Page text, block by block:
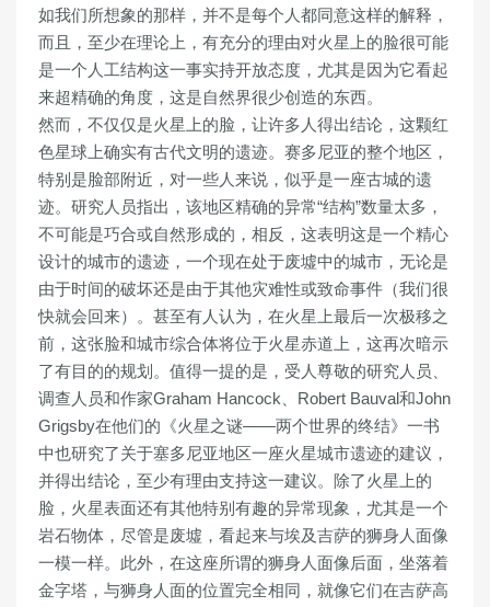
如我们所想象的那样，并不是每个人都同意这样的解释，
而且，至少在理论上，有充分的理由对火星上的脸很可能
是一个人工结构这一事实持开放态度，尤其是因为它看起
来超精确的角度，这是自然界很少创造的东西。
然而，不仅仅是火星上的脸，让许多人得出结论，这颗红
色星球上确实有古代文明的遗迹。赛多尼亚的整个地区，
特别是脸部附近，对一些人来说，似乎是一座古城的遗
迹。研究人员指出，该地区精确的异常“结构”数量太多，
不可能是巧合或自然形成的，相反，这表明这是一个精心
设计的城市的遗迹，一个现在处于废墟中的城市，无论是
由于时间的破坏还是由于其他灾难性或致命事件（我们很
快就会回来）。甚至有人认为，在火星上最后一次极移之
前，这张脸和城市综合体将位于火星赤道上，这再次暗示
了有目的的规划。值得一提的是，受人尊敬的研究人员、
调查人员和作家Graham Hancock、Robert Bauval和John
Grigsby在他们的《火星之谜——两个世界的终结》一书
中也研究了关于塞多尼亚地区一座火星城市遗迹的建议，
并得出结论，至少有理由支持这一建议。除了火星上的
脸，火星表面还有其他特别有趣的异常现象，尤其是一个
岩石物体，尽管是废墟，看起来与埃及吉萨的狮身人面像
一模一样。此外，在这座所谓的狮身人面像后面，坐落着
金字塔，与狮身人面的位置完全相同，就像它们在吉萨高